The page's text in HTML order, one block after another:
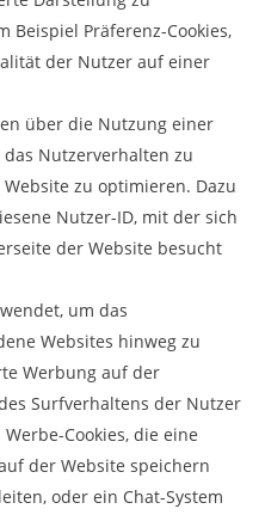
Beispiel Präferenz-Cookies,
der Nutzer auf einer
über die Nutzung einer
Nutzerverhalten zu
zu optimieren. Dazu
Nutzer-ID, mit der sich
der Website besucht
um das
Websites hinweg zu
Werbung auf der
Surfverhaltens der Nutzer
Cookies, die eine
der Website speichern
oder ein Chat-System